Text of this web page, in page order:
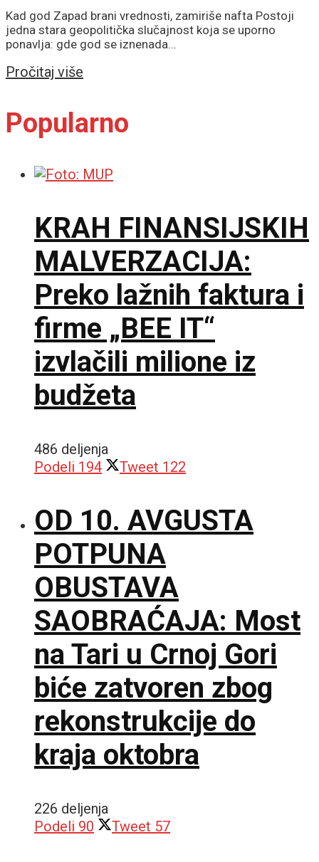
Kad god Zapad brani vrednosti, zamiriše nafta Postoji
jedna stara geopolitička slučajnost koja se uporno
ponavlja: gde god se iznenada...
Pročitaj više
Popularno
KRAH FINANSIJSKIH
MALVERZACIJA:
Preko lažnih faktura i
firme „BEE IT“
izvlačili milione iz
budžeta
486 deljenja
Podeli 194 Tweet 122
OD 10. AVGUSTA
POTPUNA
OBUSTAVA
SAOBRAĆAJA: Most
na Tari u Crnoj Gori
biće zatvoren zbog
rekonstrukcije do
kraja oktobra
226 deljenja
Podeli 90 Tweet 57